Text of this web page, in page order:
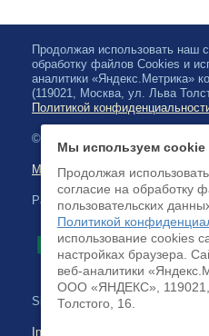
Продолжая использовать наш
обработку файлов Cookies и
аналитики
(119021, Москва, ул. Льва
Политикой
© 2026, Karelian State
Map of site
Payment by credit cards
Site development:
Internet business systems
Мы используем cookie
Продолжая
согласие на обработку
пользовательских
Политикой
использование cookies
настройках браузера.
веб-аналитики
ООО «ЯНДЕКС», 119021,
Толстого, 16.